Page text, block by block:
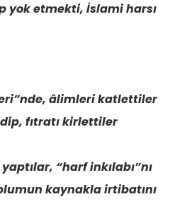
yok etmekti, İslami harsı
âlimleri katlettiler
fıtratı kirlettiler
“harf inkılabı”nı
kaynakla irtibatını